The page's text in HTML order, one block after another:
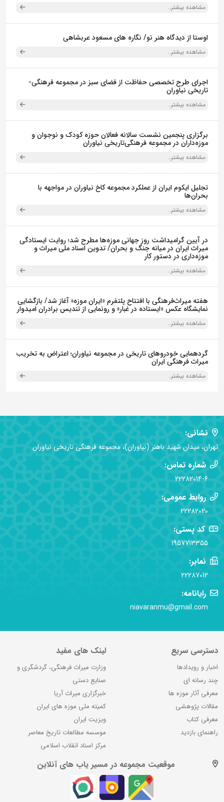
مشاهده بیشتر..
اوستا از دیدگاه هنر نو/ نگاره های مسعود عربشاهی
مشاهده بیشتر..
اجرای طرح تخصصی حفاظت از فضای سبز در مجموعه فرهنگی-
تاریخی نیاوران
مشاهده بیشتر..
برگزاری پنجمین نشست سالانه فعالان حوزه کودک و نوجوان و
موزه‌داران در مجموعه فرهنگی‌تاریخی نیاوران
مشاهده بیشتر..
تجلیل ایکوم ایران از عملکرد مجموعه کاخ نیاوران در مواجهه با
بحران‌ها
مشاهده بیشتر..
در آیین گرامیداشت روز جهانی موزه‌ها مطرح شد؛ روایت ایستادگی
میراث ایران در میانه جنگ و بحران/ تدوین اسناد ملی میراث و
موزه‌داری در دستور کار
مشاهده بیشتر..
هفته میراث‌فرهنگی با افتتاح پلتفرم «ایران موزه» آغاز شد/ بازگشایی
نمایشگاه عکس «ایستاده در غبار» و رونمایی از تندیس برادران امیدوار
مشاهده بیشتر..
گردهمایی خودروهای تاریخی در مجموعه نیاوران؛ اعتراض به تخریب
میراث فرهنگی ایران
مشاهده بیشتر..
نشانی:
تهران، میدان شهید باهنر (نیاوران)، مجموعه فرهنگی تاریخی نیاوران
شماره تماس:
22282014-6
روابط عمومی:
22282020
کد پستی:
1957713355
نمابر:
22287012
رایانامه:
niavaranmu@gmail.com
دسترسی سریع
اخبار و رویدادها
چند رسانه ای
معرفی آثار موزه ها
مقالات پژوهشی
معرفی کتاب
راهنمای بازدید
لینک های مفید
وزارت میراث فرهنگی، گردشگری و
صنایع دستی
خبرگزاری میراث آریا
کمیته ملی موزه های ایران
ویزیت ایران
موسسه مطالعات تاریخ معاصر
مرکز اسناد انقلاب اسلامی
موقعیت مجموعه در مسیر یاب های آنلاین